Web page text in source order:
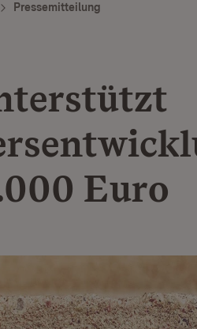
Pressemitteilung
Euro